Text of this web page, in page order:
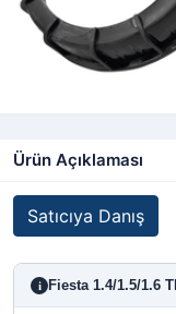
Ürün Açıklaması
Satıcıya Danış
i Fiesta 1.4/1.5/1.6